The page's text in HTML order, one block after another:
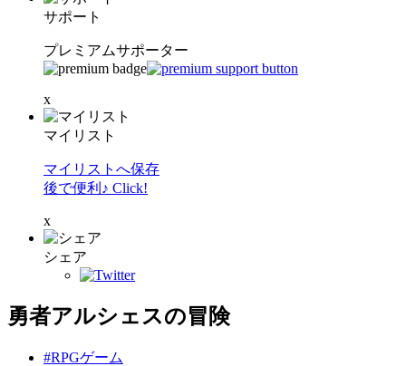
サポート
プレミアムサポーター
x
マイリスト
マイリストへ保存
後で便利♪ Click!
x
シェア
勇者アルシェスの冒険
#RPGゲーム